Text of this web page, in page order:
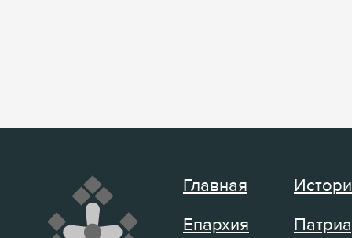
Главная
Епархия